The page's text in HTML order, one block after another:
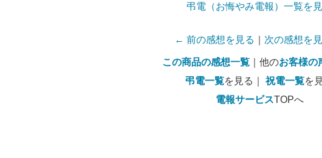
弔電（お悔やみ電報）一覧を
← 前の感想を見る 次の感想を
この商品の感想一覧 ｜他のお客様の
弔電一覧を見る｜祝電一覧を
電報サービスTOPへ